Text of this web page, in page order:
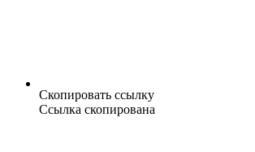
Скопировать ссылку
Ссылка скопирована